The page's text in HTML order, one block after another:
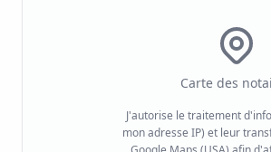
Carte des
J'autorise le traitement
mon adresse IP) et leur